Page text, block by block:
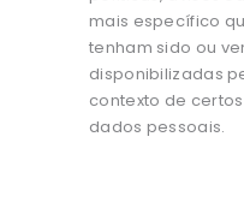
mais específico
tenham sido ou
disponibilizadas
contexto de
dados pessoais.